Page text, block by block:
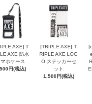
AXE] T
AXE 防水
ホケース
円(税込)
[TRIPLE AXE] T
RIPLE AXE LOG
O ステッカーセ
ット
1,500円(税込)